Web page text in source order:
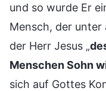
und so wurde Er
Mensch, der unter
der Herr Jesus „
Menschen Sohn
sich auf Gottes